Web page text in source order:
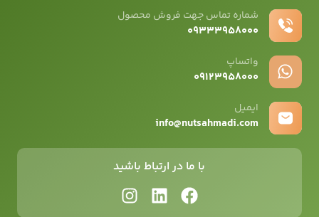
شماره تماس جهت فروش محصول
۰۹۳۳۳۹۵۸۰۰۰
واتساپ
۰۹12۳۹۵۸۰۰۰
ایمیل
info@nutsahmadi.com
با ما در ارتباط باشید